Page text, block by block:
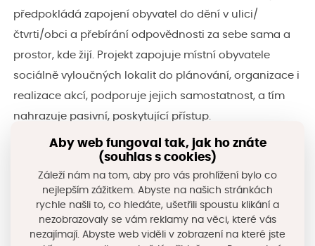
předpokládá zapojení obyvatel do dění v ulici/
čtvrti/obci a přebírání odpovědnosti za sebe sama a
prostor, kde žijí. Projekt zapojuje místní obyvatele
sociálně vyloučných lokalit do plánování, organizace i
realizace akcí, podporuje jejich samostatnost, a tím
nahrazuje pasivní, poskytující přístup.
Videomedailonek vítězného projektu naleznete
Aby web fungoval tak, jak ho znáte
(souhlas s cookies)
Záleží nám na tom, aby pro vás prohlížení bylo co
nejlepším zážitkem. Abyste na našich stránkách
rychle našli to, co hledáte, ušetřili spoustu klikání a
nezobrazovaly se vám reklamy na věci, které vás
nezajímají. Abyste web viděli v zobrazení na které jste